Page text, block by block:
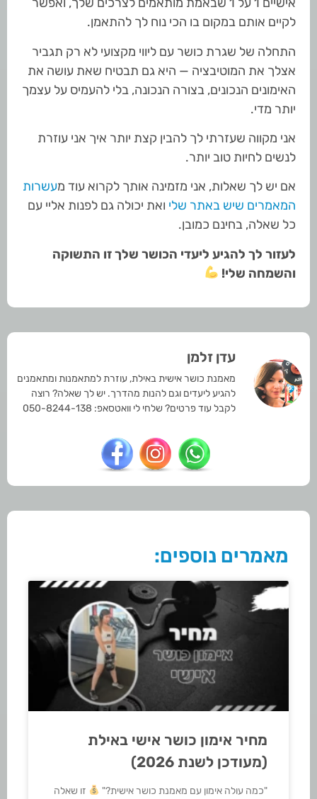
לקיים אותם במקום בו הכי נוח לך להתאמן.
התחלה של שגרת כושר עם ליווי מקצועי לא רק תגביר
אצלך את המוטיבציה — היא גם תבטיח שאת עושה את
האימונים הנכונים, בצורה הנכונה, בלי להעמיס על עצמך
יותר מדי.
אני מקווה שעזרתי לך להבין קצת יותר איך אני עוזרת
לנשים לחיות טוב יותר.
אם יש לך שאלות, אני מזמינה אותך לקרוא עוד מ עשרות
המאמרים שיש באתר שליואת יכולה גם לפנות אליי עם
כל שאלה, בחינם כמובן.
לעזור לך להגיע ליעדי הכושר שלך זו התשוקה
והשמחה שלי!
עדן זלמן
מאמנת כושר אישית באילת, עוזרת למתאמנות ומתאמנים
להגיע ליעדים וגם להנות מהדרך. יש לך שאלה? רוצה
לקבל עוד פרטים? שלחי לי וואטסאפ: 050-8244-138
מאמרים נוספים:
מחיר אימון כושר אישי באילת
(מעודכן לשנת 2026)
"כמה עולה אימון עם מאמנת כושר אישית?"
זו שאלה